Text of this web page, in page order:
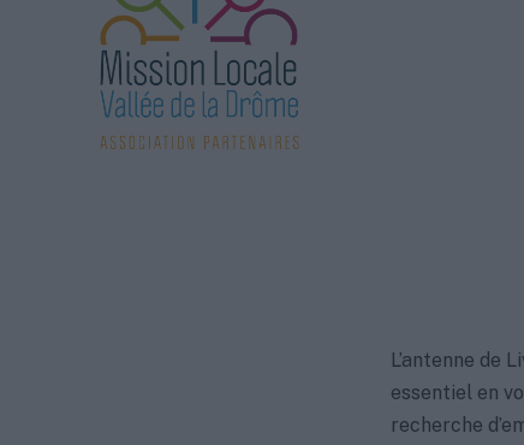
L’antenne de
essentiel en
recherche